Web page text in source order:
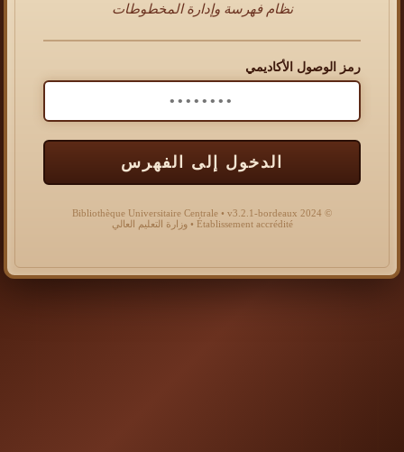
نظام فهرسة وإدارة المخطوطات
رمز الوصول الأكاديمي
الدخول إلى الفهرس
© 2024 Bibliothèque Universitaire Centrale • v3.2.1-bordeaux
Établissement accrédité • وزارة التعليم العالي